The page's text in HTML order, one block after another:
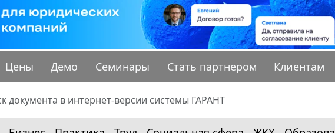
Цены Демо Семинары Стать партнером Клиентам